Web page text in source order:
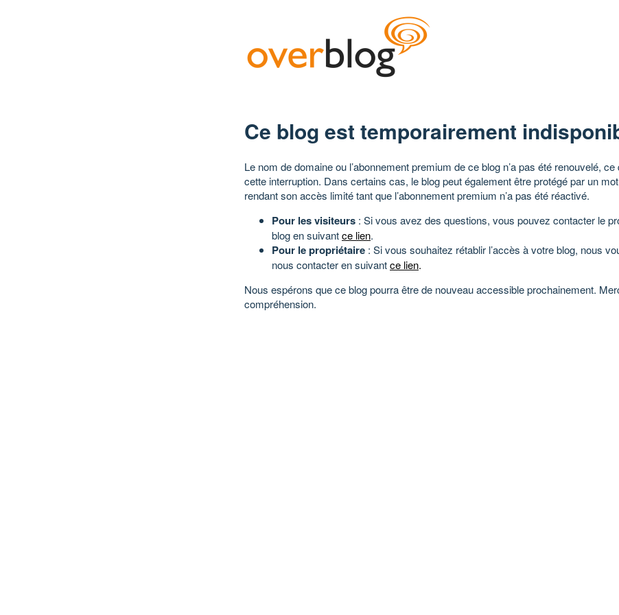
Ce blog est temporairement
Le nom de domaine ou l’abonnement premium de ce blog n’a pas été renouvelé, ce
cette interruption. Dans certains cas, le blog peut également être protégé par un
rendant son accès limité tant que l’abonnement premium n’a pas été réactivé.
Pour les visiteurs : Si vous avez des questions, vous pouvez contacter le
blog en suivantce lien.
Pour le propriétaire : Si vous souhaitez rétablir l’accès à votre blog, nous
nous contacter en suivantce lien.
Nous espérons que ce blog pourra être de nouveau accessible prochainement.
compréhension.